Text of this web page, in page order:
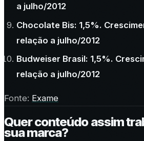
a julho/2012
Chocolate Bis: 1,5%.
relação a julho/2012
Budweiser Brasil: 1,5%.
relação a julho/2012
Fonte: Exame
Quer conteúdo assim
sua marca?